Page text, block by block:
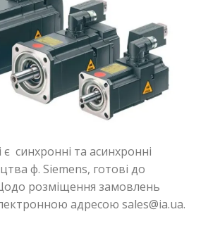
синхронні та асинхронні
ф. Siemens, готові до
розміщення замовлень
адресою sales@ia.ua.